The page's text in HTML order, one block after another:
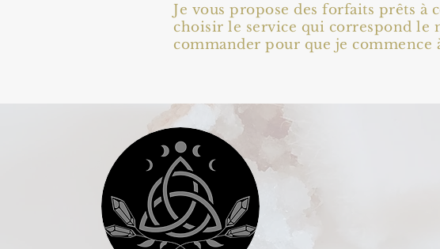
Je vous propose des forfaits prêts à
choisir le service qui correspond le
commander pour que je commence